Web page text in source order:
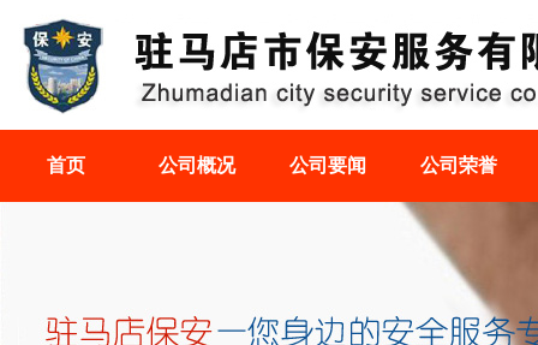
首页 公司概况 公司要闻 公司荣誉